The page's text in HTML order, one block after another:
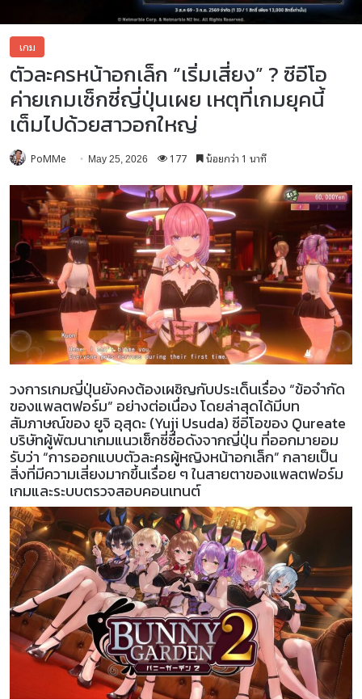
เกม
ตัวละครหน้าอกเล็ก “เริ่มเสี่ยง” ? ซีอีโอ
ค่ายเกมเซ็กซี่ญี่ปุ่นเผย เหตุที่เกมยุคนี้
เต็มไปด้วยสาวอกใหญ่
PoMMe May 25, 2026 177 น้อยกว่า 1 นาที
วงการเกมญี่ปุ่นยังคงต้องเผชิญกับประเด็นเรื่อง “ข้อจำกัด
ของแพลตฟอร์ม” อย่างต่อเนื่อง โดยล่าสุดได้มีบท
สัมภาษณ์ของ ยูจิ อุสุดะ (Yuji Usuda) ซีอีโอของ Qureate
บริษัทผู้พัฒนาเกมแนวเซ็กซี่ชื่อดังจากญี่ปุ่น ที่ออกมายอม
รับว่า “การออกแบบตัวละครผู้หญิงหน้าอกเล็ก” กลายเป็น
สิ่งที่มีความเสี่ยงมากขึ้นเรื่อย ๆ ในสายตาของแพลตฟอร์ม
เกมและระบบตรวจสอบคอนเทนต์